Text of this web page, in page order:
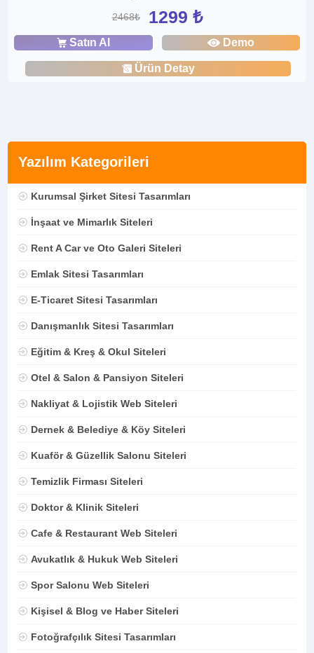
Yazılım Kategorileri
Kurumsal Şirket Sitesi Tasarımları
İnşaat ve Mimarlık Siteleri
Rent A Car ve Oto Galeri Siteleri
Emlak Sitesi Tasarımları
E-Ticaret Sitesi Tasarımları
Danışmanlık Sitesi Tasarımları
Eğitim & Kreş & Okul Siteleri
Otel & Salon & Pansiyon Siteleri
Nakliyat & Lojistik Web Siteleri
Dernek & Belediye & Köy Siteleri
Kuaför & Güzellik Salonu Siteleri
Temizlik Firması Siteleri
Doktor & Klinik Siteleri
Cafe & Restaurant Web Siteleri
Avukatlık & Hukuk Web Siteleri
Spor Salonu Web Siteleri
Kişisel & Blog ve Haber Siteleri
Fotoğrafçılık Sitesi Tasarımları
2468₺ 1299 ₺
Satın Al Demo
Ürün Detay